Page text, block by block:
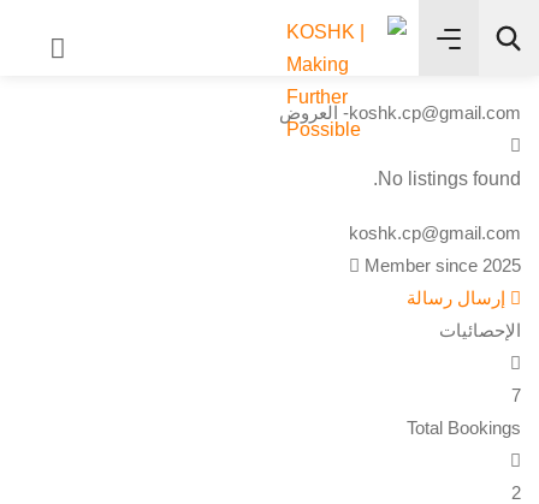
koshk.cp@gmail.com
Member since 2025
إرسال رسالة
الإحصائيات
7
Total Bookings
2
koshk.cp@gmail.com- العروض
No listings found.